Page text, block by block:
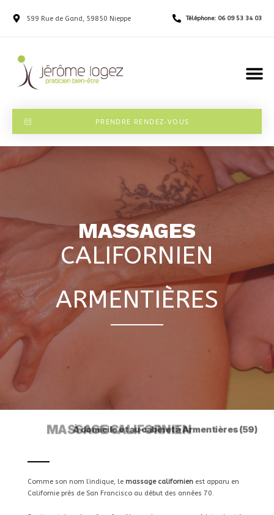
599 Rue de Gand, 59850 Nieppe Téléphone: 06 09 53 34 03
PRENDRE RENDEZ-VOUS
MASSAGES
CALIFORNIEN
ARMENTIÈRES
MASSAGE CALIFORNIEN
Comme son nom l’indique, le massage californienest apparu en
Californie près de San Francisco au début des années 70.